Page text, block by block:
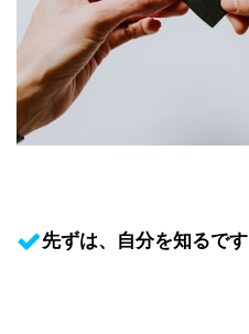
先ずは、自分を知るです